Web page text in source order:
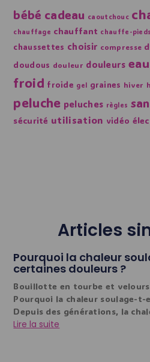
bébé cadeau caoutchouc
chauffage chauffant chauffe-pieds
chaussettes choisir compresse
doudous douleur douleurs eau
froid froide gel graines hiver
peluche peluches règles
sécurité utilisation vidéo
Articles
Pourquoi la chaleur
certaines douleurs ?
Bouillotte en tourbe et velours
Pourquoi la chaleur soulage-t-
Depuis des générations, la
Lire la suite